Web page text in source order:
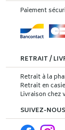
Paiement
RETRAIT /
Retrait à la
Retrait en
Livraison chez
SUIVEZ-NOUS